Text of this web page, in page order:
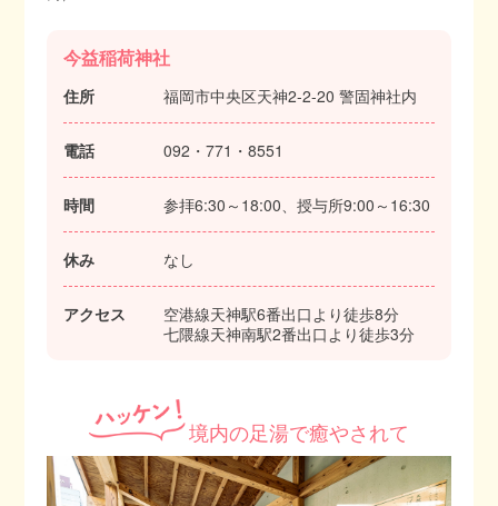
今益稲荷神社
住所 福岡市中央区天神2-2-20 警固神社内
電話 092・771・8551
時間 参拝6:30～18:00、授与所9:00～16:30
休み なし
アクセス
空港線天神駅6番出口より徒歩8分
七隈線天神南駅2番出口より徒歩3分
境内の足湯で癒やされて